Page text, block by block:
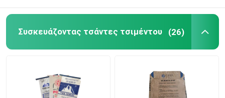
Συσκευάζοντας τσάντες τσιμέντου (26)